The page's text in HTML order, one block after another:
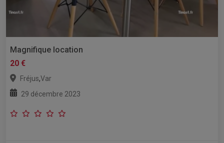
Magnifique location
20 €
Fréjus,Var
29 décembre 2023